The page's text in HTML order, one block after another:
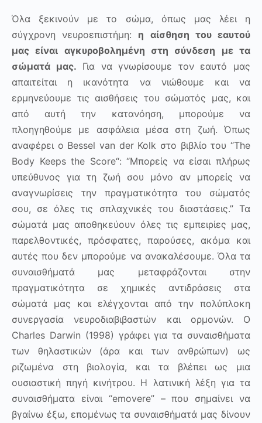
Όλα ξεκινούν με το σώμα, όπως μας λέει η
σύγχρονη νευροεπιστήμη: η αίσθηση του εαυτού
μας είναι αγκυροβολημένη στη σύνδεση με τα
σώματά μας. Για να γνωρίσουμε τον εαυτό μας
απαιτείται η ικανότητα να νιώθουμε και να
ερμηνεύουμε τις αισθήσεις του σώματός μας, και
από αυτή την κατανόηση, μπορούμε να
πλοηγηθούμε με ασφάλεια μέσα στη ζωή. Όπως
αναφέρει ο Bessel van der Kolk στο βιβλίο του “The
Body Keeps the Score“: “Μπορείς να είσαι πλήρως
υπεύθυνος για τη ζωή σου μόνο αν μπορείς να
αναγνωρίσεις την πραγματικότητα του σώματός
σου, σε όλες τις σπλαχνικές του διαστάσεις.” Τα
σώματά μας αποθηκεύουν όλες τις εμπειρίες μας,
παρελθοντικές, πρόσφατες, παρούσες, ακόμα και
αυτές που δεν μπορούμε να ανακαλέσουμε. Όλα τα
συναισθήματά μας μεταφράζονται στην
πραγματικότητα σε χημικές αντιδράσεις στα
σώματά μας και ελέγχονται από την πολύπλοκη
συνεργασία νευροδιαβιβαστών και ορμονών. Ο
Charles Darwin (1998) γράφει για τα συναισθήματα
των θηλαστικών (άρα και των ανθρώπων) ως
ριζωμένα στη βιολογία, και τα βλέπει ως μια
ουσιαστική πηγή κινήτρου. Η λατινική λέξη για τα
συναισθήματα είναι “emovere” – που σημαίνει να
βγαίνω έξω, επομένως τα συναισθήματά μας δίνουν